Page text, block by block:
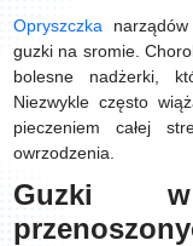
Opryszczka
guzki na sromie.
bolesne nadżerki,
Niezwykle często
pieczeniem całej
owrzodzenia.
Guzki